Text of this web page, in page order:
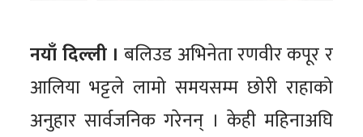
नयाँ दिल्ली । बलिउड अभिनेता रणवीर कपूर र
आलिया भट्टले लामो समयसम्म छोरी राहाको
अनुहार सार्वजनिक गरेनन् । केही महिनाअघि